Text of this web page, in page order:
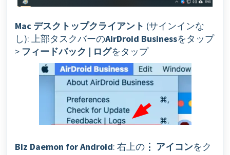
Mac デスクトップクライアント (サインインな
し): 上部タスクバーのAirDroid Businessをタップ
> フィードバック | ログをタップ
Biz Daemon for Android: 右上の ⋮ アイコンをク